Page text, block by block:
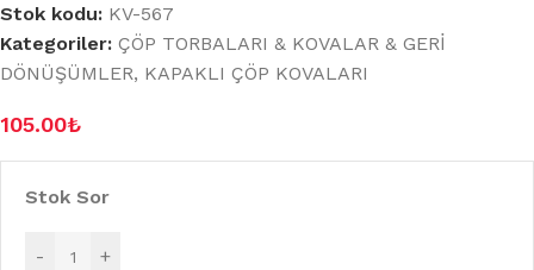
Stok kodu: KV-567
Kategoriler: ÇÖP TORBALARI & KOVALAR & GERİ
DÖNÜŞÜMLER, KAPAKLI ÇÖP KOVALARI
105.00₺
Stok Sor
- +